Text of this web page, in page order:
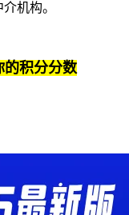
机构。
的积分分数